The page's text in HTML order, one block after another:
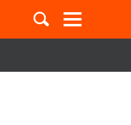
Toggle
navigation